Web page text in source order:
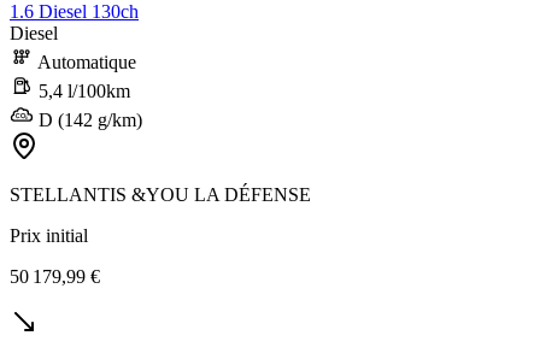
1.6 Diesel 130ch
Diesel
Automatique
5,4 l/100km
D (142 g/km)
STELLANTIS &YOU LA DÉFENSE
Prix initial
50 179,99 €